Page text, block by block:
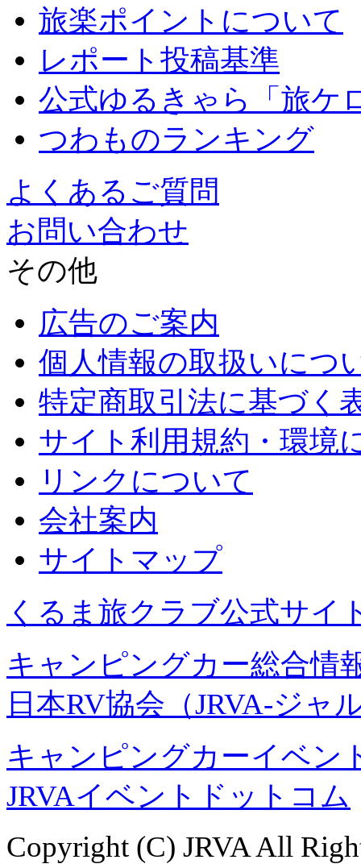
旅楽ポイントについて
レポート投稿基準
公式ゆるきゃら「旅ケ
つわものランキング
よくあるご質問
お問い合わせ
その他
広告のご案内
個人情報の取扱いにつ
特定商取引法に基づく
サイト利用規約・環境
リンクについて
会社案内
サイトマップ
くるま旅クラブ公式サイ
キャンピングカー総合情
日本RV協会（JRVA-ジャ
キャンピングカーイベン
JRVAイベントドットコム
Copyright (C) JRVA All